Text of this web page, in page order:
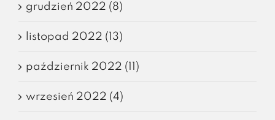
grudzień 2022 (8)
listopad 2022 (13)
październik 2022 (11)
wrzesień 2022 (4)